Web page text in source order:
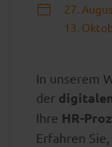
27.
13.
In unserem
der
Ihre HR-
Erfahren